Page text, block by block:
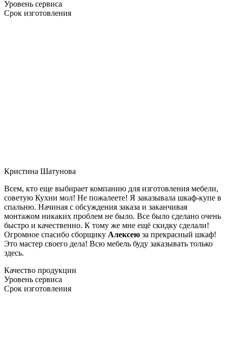
Уровень сервиса
Срок изготовления
Кристина Шатунова
Всем, кто еще выбирает компанию для изготовления мебели,
советую Кухни мол! Не пожалеете! Я заказывала шкаф-купе в
спальню. Начиная с обсуждения заказа и заканчивая
монтажом никаких проблем не было. Все было сделано очень
быстро и качественно. К тому же мне ещё скидку сделали!
Огромное спасибо сборщику Алексею за прекрасный шкаф!
Это мастер своего дела! Всю мебель буду заказывать только
здесь.
Качество продукции
Уровень сервиса
Срок изготовления